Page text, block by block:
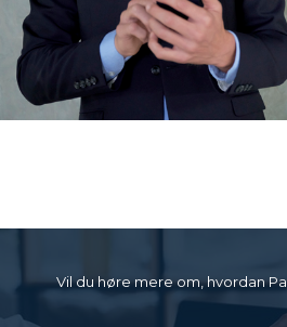
Vil du høre mere om, hvordan